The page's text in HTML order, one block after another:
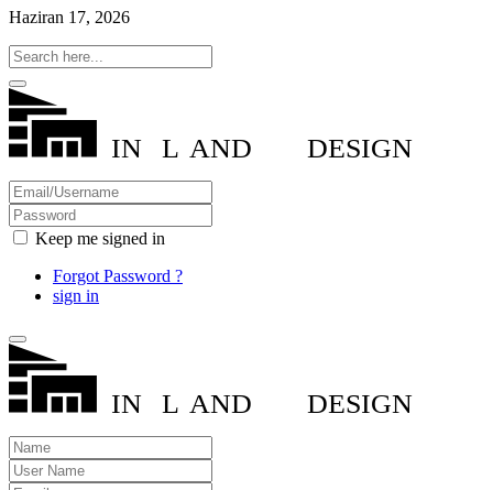
Haziran 17, 2026
IN L AND DESIGN
Keep me signed in
Forgot Password ?
sign in
IN L AND DESIGN